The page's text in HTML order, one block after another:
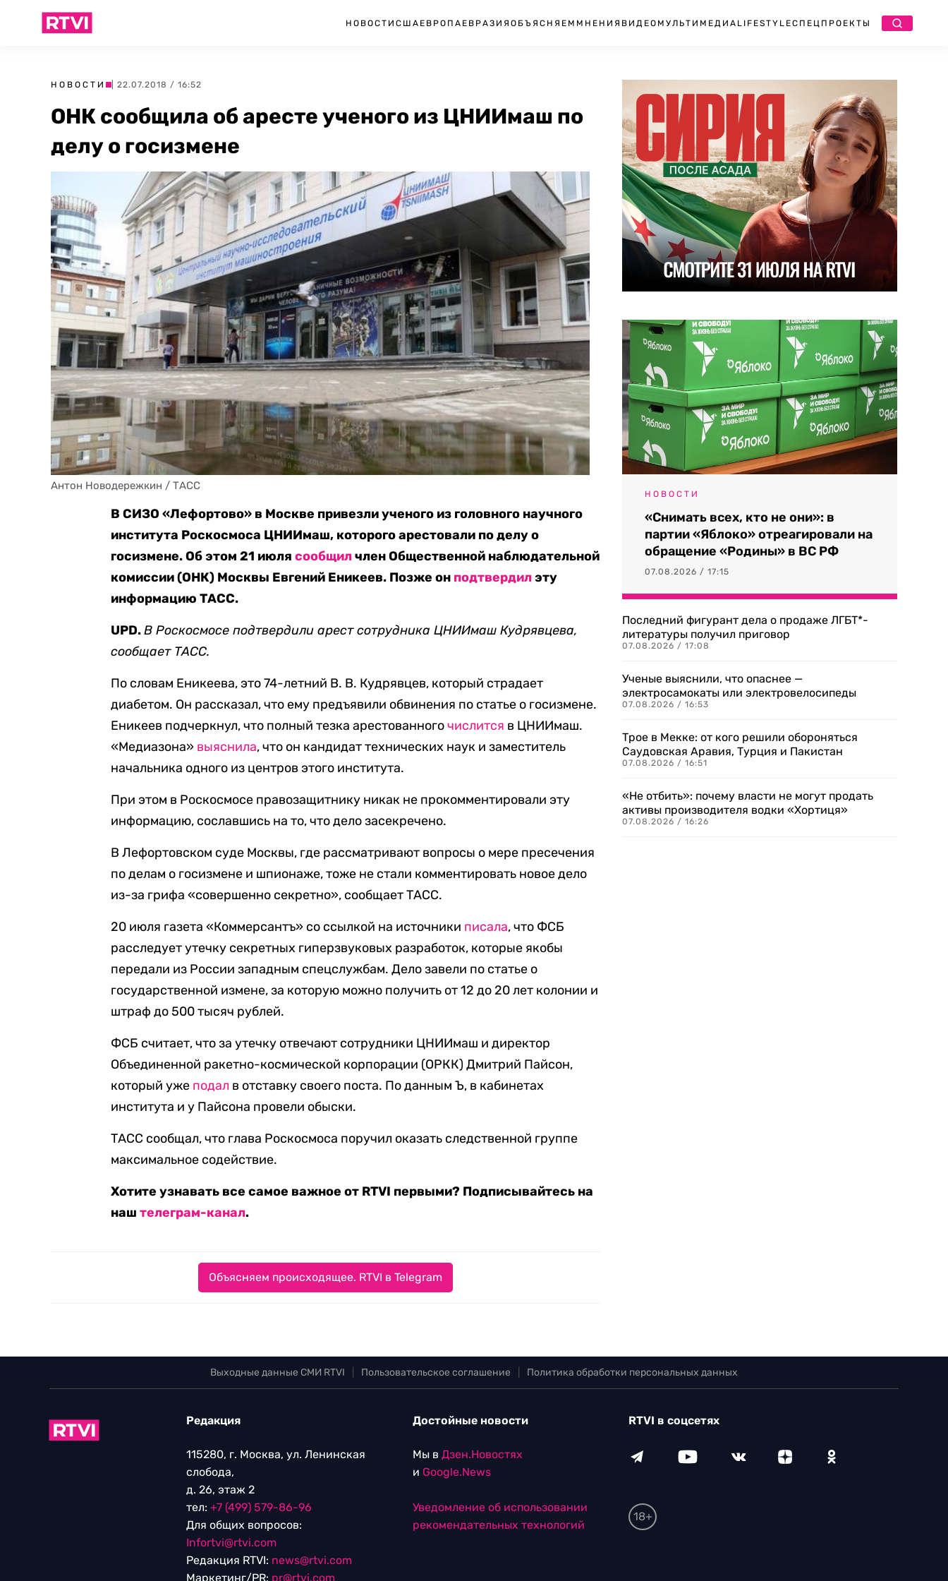
НОВОСТИ США ЕВРОПА ЕВРАЗИЯ ОБЪЯСНЯЕМ МНЕНИЯ ВИДЕО МУЛЬТИМЕДИА LIFESTYLEСПЕЦПРОЕКТЫ
НОВОСТИ | 22.07.2018 / 16:52
ОНК сообщила об аресте ученого из ЦНИИмаш по
делу о госизмене
Антон Новодережкин / ТАСС
В СИЗО «Лефортово» в Москве привезли ученого из головного научного
института Роскосмоса ЦНИИмаш, которого арестовали по делу о
госизмене. Об этом 21 июлясообщилчлен Общественной наблюдательной
комиссии (ОНК) Москвы Евгений Еникеев. Позже он подтвердилэту
информацию ТАСС.
UPD. В Роскосмосе подтвердили арест сотрудника ЦНИИмаш Кудрявцева,
сообщает ТАСС.
По словам Еникеева, это 74-летний В. В. Кудрявцев, который страдает
диабетом. Он рассказал, что ему предъявили обвинения по статье о госизмене.
Еникеев подчеркнул, что полный тезка арестованногочислится в ЦНИИмаш.
«Медиазона» выяснила, что он кандидат технических наук и заместитель
начальника одного из центров этого института.
При этом в Роскосмосе правозащитнику никак не прокомментировали эту
информацию, сославшись на то, что дело засекречено.
В Лефортовском суде Москвы, где рассматривают вопросы о мере пресечения
по делам о госизмене и шпионаже, тоже не стали комментировать новое дело
из-за грифа «совершенно секретно», сообщает ТАСС.
20 июля газета «Коммерсантъ» со ссылкой на источники писала, что ФСБ
расследует утечку секретных гиперзвуковых разработок, которые якобы
передали из России западным спецслужбам. Дело завели по статье о
государственной измене, за которую можно получить от 12 до 20 лет колонии и
штраф до 500 тысяч рублей.
ФСБ считает, что за утечку отвечают сотрудники ЦНИИмаш и директор
Объединенной ракетно-космической корпорации (ОРКК) Дмитрий Пайсон,
который уже подал в отставку своего поста. По данным Ъ, в кабинетах
института и у Пайсона провели обыски.
ТАСС сообщал, что глава Роскосмоса поручил оказать следственной группе
максимальное содействие.
Хотите узнавать все самое важное от RTVI первыми? Подписывайтесь на
наштелеграм-канал.
Объясняем происходящее. RTVI в Telegram
НОВОСТИ
«Снимать всех, кто не они»: в
партии «Яблоко» отреагировали на
обращение «Родины» в ВС РФ
07.08.2026 / 17:15
Последний фигурант дела о продаже ЛГБТ*-
литературы получил приговор
07.08.2026 / 17:08
Ученые выяснили, что опаснее —
электросамокаты или электровелосипеды
07.08.2026 / 16:53
Трое в Мекке: от кого решили обороняться
Саудовская Аравия, Турция и Пакистан
07.08.2026 / 16:51
«Не отбить»: почему власти не могут продать
активы производителя водки «Хортиця»
07.08.2026 / 16:26
Выходные данные СМИ RTVI Пользовательское соглашение Политика обработки персональных данных
Редакция
115280, г. Москва, ул. Ленинская
слобода,
д. 26, этаж 2
тел: +7 (499) 579-86-96
Для общих вопросов:
Infortvi@rtvi.com
Редакция RTVI: news@rtvi.com
Маркетинг/PR: pr@rtvi.com
Достойные новости
Мы в Дзен.Новостях
и Google.News
Уведомление об использовании
рекомендательных технологий
RTVI в соцсетях
18+